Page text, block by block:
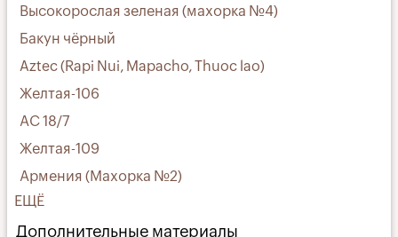
Высокорослая зеленая (махорка №4)
Бакун чёрный
Aztec (Rapi Nui, Mapacho, Thuoc lao)
Желтая-106
АС 18/7
Желтая-109
Армения (Махорка №2)
ЕЩЁ
Дополнительные материалы